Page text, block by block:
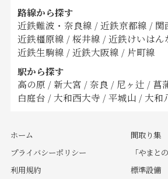
路線から探す
近鉄難波・奈良線 / 近鉄京都線 / 関
近鉄橿原線 / 桜井線 / 近鉄けいはん
近鉄生駒線 / 近鉄大阪線 / 片町線
駅から探す
高の原 / 新大宮 / 奈良 / 尼ヶ辻 / 菖
白庭台 / 大和西大寺 / 平城山 / 大和
ホーム
プライバシーポリシー
利用規約
間取り集
「やまと
標準設備